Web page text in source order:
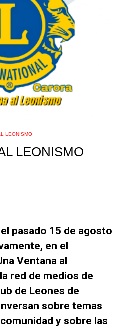
LEONISMO
LEONISMO
pasado 15 de agosto
en el
Ventana al
red de medios de
de Leones de
sobre temas
y sobre las